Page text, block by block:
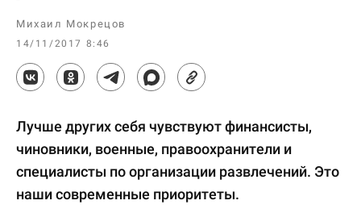
Михаил Мокрецов
14/11/2017 8:46
Лучше других себя чувствуют финансисты,
чиновники, военные, правоохранители и
специалисты по организации развлечений. Это
наши современные приоритеты.